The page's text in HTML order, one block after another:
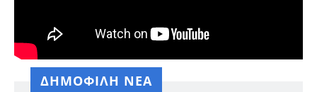
ΔΗΜΟΦΙΛΗ ΝΕΑ